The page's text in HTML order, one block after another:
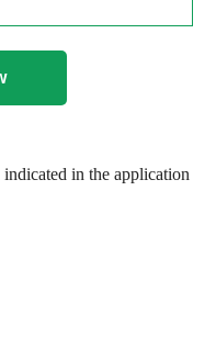
in the application